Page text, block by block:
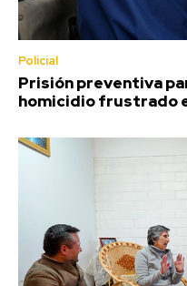
Policial
Prisión preventiva
homicidio frustrado